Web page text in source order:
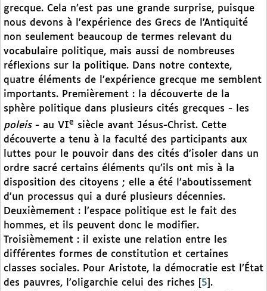
grecque. Cela n’est pas une grande surprise, puisque
nous devons à l’expérience des Grecs de l’Antiquité
non seulement beaucoup de termes relevant du
vocabulaire politique, mais aussi de nombreuses
réflexions sur la politique. Dans notre contexte,
quatre éléments de l’expérience grecque me semblent
importants. Premièrement : la découverte de la
sphère politique dans plusieurs cités grecques - les
poleis- au VIe siècle avant Jésus-Christ. Cette
découverte a tenu à la faculté des participants aux
luttes pour le pouvoir dans des cités d’isoler dans un
ordre sacré certains éléments qu’ils ont mis à la
disposition des citoyens ; elle a été l’aboutissement
d’un processus qui a duré plusieurs décennies.
Deuxièmement : l’espace politique est le fait des
hommes, et ils peuvent donc le modifier.
Troisièmement : il existe une relation entre les
différentes formes de constitution et certaines
classes sociales. Pour Aristote, la démocratie est l’État
des pauvres, l’oligarchie celui des riches
5 .